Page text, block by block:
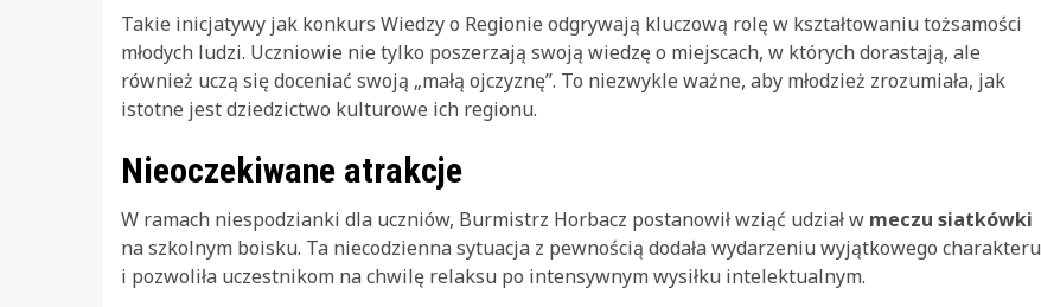
Takie inicjatywy jak konkurs Wiedzy o Regionie odgrywają kluczową rolę w kształtowaniu tożsamości
młodych ludzi. Uczniowie nie tylko poszerzają swoją wiedzę o miejscach, w których dorastają, ale
również uczą się doceniać swoją „małą ojczyznę”. To niezwykle ważne, aby młodzież zrozumiała, jak
istotne jest dziedzictwo kulturowe ich regionu.
Nieoczekiwane atrakcje
W ramach niespodzianki dla uczniów, Burmistrz Horbacz postanowił wziąć udział w meczu siatkówki
na szkolnym boisku. Ta niecodzienna sytuacja z pewnością dodała wydarzeniu wyjątkowego charakteru
i pozwoliła uczestnikom na chwilę relaksu po intensywnym wysiłku intelektualnym.